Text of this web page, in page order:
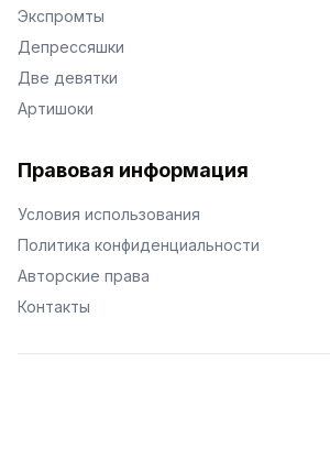
Экспромты
Депрессяшки
Две девятки
Артишоки
Правовая информация
Условия использования
Политика конфиденциальности
Авторские права
Контакты